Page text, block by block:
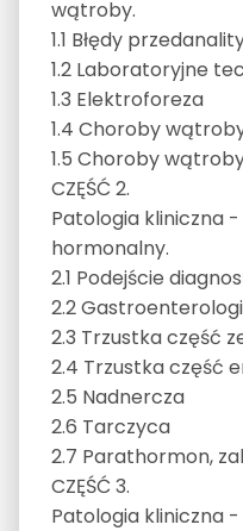
wątroby.
1.1 Błędy
1.2 Laboratoryjne
1.3 Elektroforeza
1.4 Choroby
1.5 Choroby
CZĘŚĆ 2.
Patologia kliniczna
hormonalny.
2.1 Podejście
2.2
2.3 Trzustka część
2.4 Trzustka część
2.5 Nadnercza
2.6 Tarczyca
2.7 Parathormon,
CZĘŚĆ 3.
Patologia kliniczna